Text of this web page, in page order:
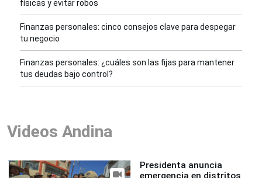
físicas y evitar robos
Finanzas personales: cinco consejos clave para despegar
tu negocio
Finanzas personales: ¿cuáles son las fijas para mantener
tus deudas bajo control?
Videos Andina
Presidenta anuncia
emergencia en distritos